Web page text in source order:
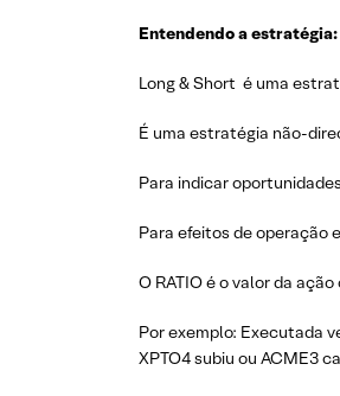
Entendendo a estratégia:
Long & Short é uma
É uma estratégia não-
Para indicar
Para efeitos de operação
O RATIO é o valor da
Por exemplo: Executada
XPTO4 subiu ou ACME3